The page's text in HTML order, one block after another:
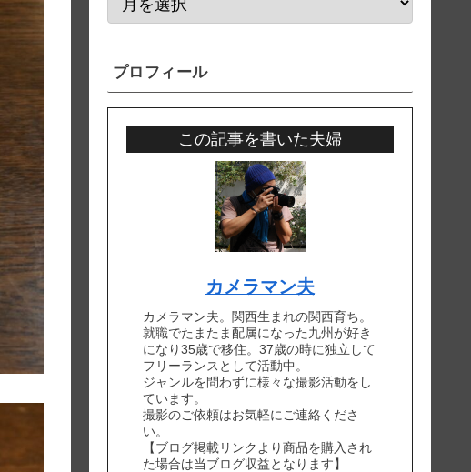
プロフィール
この記事を書いた夫婦
カメラマン夫
カメラマン夫。関西生まれの関西育ち。
就職でたまたま配属になった九州が好き
になり35歳で移住。37歳の時に独立して
フリーランスとして活動中。
ジャンルを問わずに様々な撮影活動をし
ています。
撮影のご依頼はお気軽にご連絡くださ
い。
【ブログ掲載リンクより商品を購入され
た場合は当ブログ収益となります】